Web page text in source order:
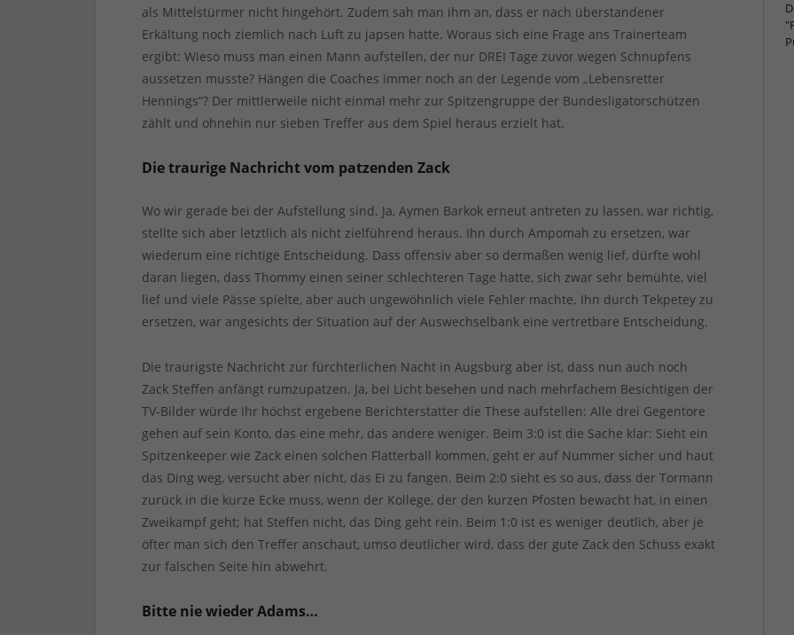
als Mittelstürmer nicht hingehört. Zudem sah man ihm an, dass er nach überstandener
Erkältung noch ziemlich nach Luft zu japsen hatte. Woraus sich eine Frage ans Trainerteam
ergibt: Wieso muss man einen Mann aufstellen, der nur DREI Tage zuvor wegen Schnupfens
aussetzen musste? Hängen die Coaches immer noch an der Legende vom „Lebensretter
Hennings“? Der mittlerweile nicht einmal mehr zur Spitzengruppe der Bundesligatorschützen
zählt und ohnehin nur sieben Treffer aus dem Spiel heraus erzielt hat.
Die traurige Nachricht vom patzenden Zack
Wo wir gerade bei der Aufstellung sind. Ja, Aymen Barkok erneut antreten zu lassen, war richtig,
stellte sich aber letztlich als nicht zielführend heraus. Ihn durch Ampomah zu ersetzen, war
wiederum eine richtige Entscheidung. Dass offensiv aber so dermaßen wenig lief, dürfte wohl
daran liegen, dass Thommy einen seiner schlechteren Tage hatte, sich zwar sehr bemühte, viel
lief und viele Pässe spielte, aber auch ungewöhnlich viele Fehler machte. Ihn durch Tekpetey zu
ersetzen, war angesichts der Situation auf der Auswechselbank eine vertretbare Entscheidung.
Die traurigste Nachricht zur fürchterlichen Nacht in Augsburg aber ist, dass nun auch noch
Zack Steffen anfängt rumzupatzen. Ja, bei Licht besehen und nach mehrfachem Besichtigen der
TV-Bilder würde Ihr höchst ergebene Berichterstatter die These aufstellen: Alle drei Gegentore
gehen auf sein Konto, das eine mehr, das andere weniger. Beim 3:0 ist die Sache klar: Sieht ein
Spitzenkeeper wie Zack einen solchen Flatterball kommen, geht er auf Nummer sicher und haut
das Ding weg, versucht aber nicht, das Ei zu fangen. Beim 2:0 sieht es so aus, dass der Tormann
zurück in die kurze Ecke muss, wenn der Kollege, der den kurzen Pfosten bewacht hat, in einen
Zweikampf geht; hat Steffen nicht, das Ding geht rein. Beim 1:0 ist es weniger deutlich, aber je
öfter man sich den Treffer anschaut, umso deutlicher wird, dass der gute Zack den Schuss exakt
zur falschen Seite hin abwehrt.
Bitte nie wieder Adams…